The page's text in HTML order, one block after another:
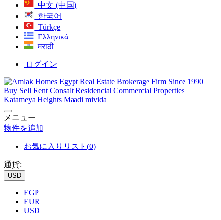
中文 (中国)
한국어
Türkçe
Ελληνικά
मराठी
ログイン
メニュー
物件を追加
お気に入りリスト(0)
通貨:
USD
EGP
EUR
USD